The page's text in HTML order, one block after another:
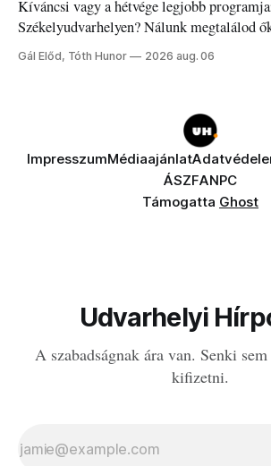
Kíváncsi vagy a hétvége legjobb
Székelyudvarhelyen? Nálunk megtalálod
a fogaddal, a fogorvosi ügyeletet is!
Gál Előd, Tóth Hunor 2026 aug. 06
ImpresszumMédiaajánlat
ÁSZFANPC
Támogatta Ghost
Udvarhelyi
A szabadságnak ára van. Senki
kifizetni.